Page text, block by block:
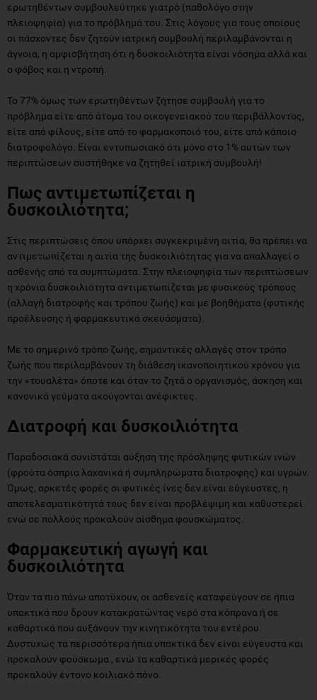
ερωτηθέντων συμβουλεύτηκε γιατρό (παθολόγο στην
πλειοψηφία) για το πρόβλημά του. Στις λόγους για τους οποίους
οι πάσχοντες δεν ζητούν ιατρική συμβουλή περιλαμβάνονται η
άγνοια, η αμφισβήτηση ότι η δυσκοιλιότητα είναι νόσημα αλλά και
ο φόβος και η ντροπή.
Το 77% όμως των ερωτηθέντων ζήτησε συμβουλή για το
πρόβλημα είτε από άτομα του οικογενειακού του περιβάλλοντος,
είτε από φίλους, είτε από το φαρμακοποιό του, είτε από κάποιο
διατροφολόγο. Είναι εντυπωσιακό ότι μόνο στο 1% αυτών των
περιπτώσεων συστήθηκε να ζητηθεί ιατρική συμβουλή!
Πως αντιμετωπίζεται η
δυσκοιλιότητα;
Στις περιπτώσεις όπου υπάρχει συγκεκριμένη αιτία, θα πρέπει να
αντιμετωπίζεται η αιτία της δυσκοιλιότητας για να απαλλαγεί ο
ασθενής από τα συμπτώματα. Στην πλειοψηφία των περιπτώσεων
η χρόνια δυσκοιλιότητα αντιμετωπίζεται με φυσικούς τρόπους
(αλλαγή διατροφής και τρόπου ζωής) και με βοηθήματα (φυτικής
προέλευσης ή φαρμακευτικά σκευάσματα).
Με το σημερινό τρόπο ζωής, σημαντικές αλλαγές στον τρόπο
ζωής που περιλαμβάνουν τη διάθεση ικανοποιητικού χρόνου για
την «τουαλέτα» όποτε και όταν το ζητά ο οργανισμός, άσκηση και
κανονικά γεύματα ακούγονται ανέφικτες.
Διατροφή και δυσκοιλιότητα
Παραδοσιακά συνιστάται αύξηση της πρόσληψης φυτικών ινών
(φρούτα όσπρια λαχανικά ή συμπληρώματα διατροφής) και υγρών.
Όμως, αρκετές φορές οι φυτικές ίνες δεν είναι εύγευστες, η
αποτελεσματικότητά τους δεν είναι προβλέψιμη και καθυστερεί
ενώ σε πολλούς προκαλούν αίσθημα φουσκώματος.
Φαρμακευτική αγωγή και
δυσκοιλιότητα
Όταν τα πιο πάνω αποτύχουν, οι ασθενείς καταφεύγουν σε ήπια
υπακτικά που δρουν κατακρατώντας νερό στα κόπρανα ή σε
καθαρτικά που αυξάνουν την κινητικότητα του εντέρου.
Δυστυχώς τα περισσότερα ήπια υπακτικά δεν είναι εύγευστα και
προκαλούν φούσκωμα , ενώ τα καθαρτικά μερικές φορές
προκαλούν έντονο κοιλιακό πόνο.